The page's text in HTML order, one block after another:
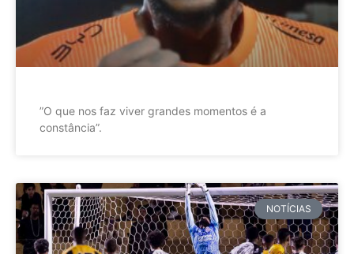
”O que nos faz viver grandes momentos é a
constância”.
NOTÍCIAS